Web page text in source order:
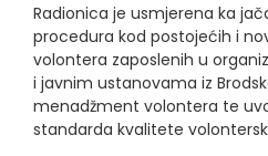
Radionica je usmjerena ka
procedura kod postojećih i
volontera zaposlenih u
i javnim ustanovama iz
menadžment volontera te
standarda kvalitete